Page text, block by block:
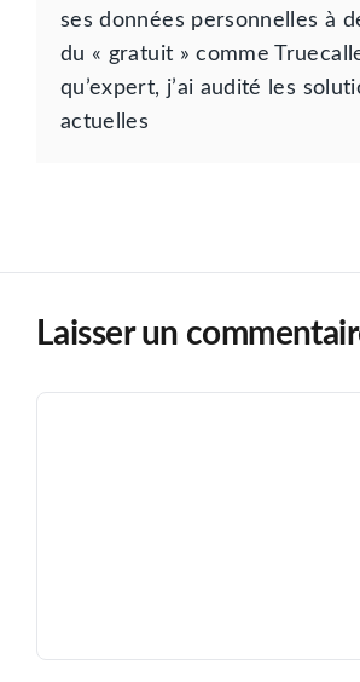
ses données personnelles à
du « gratuit » comme
qu’expert, j’ai audité les
actuelles
Laisser un